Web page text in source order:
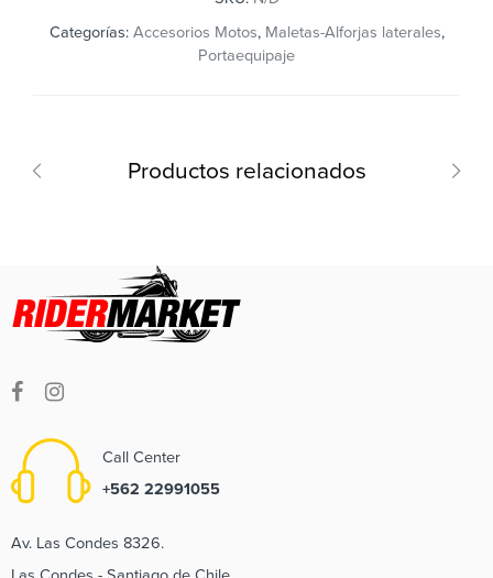
Categorías: Accesorios Motos, Maletas-Alforjas laterales,
Portaequipaje
Productos relacionados
Call Center
+562 22991055
Av. Las Condes 8326.